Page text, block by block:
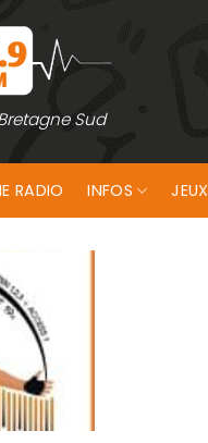
Sud
RADIO INFOS JEUX